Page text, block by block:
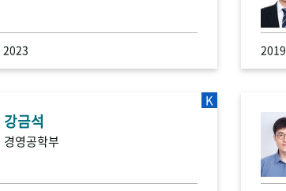
2023 2019
강금석
경영공학부
K